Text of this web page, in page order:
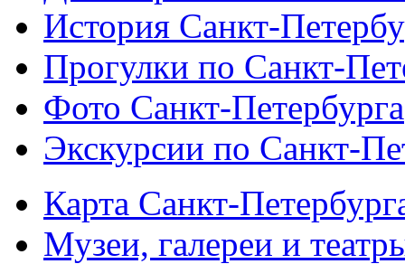
История Санкт-
Прогулки по Санкт-
Фото Санкт-Петербурга
Экскурсии по Санкт-
Карта Санкт-
Музеи, галереи и